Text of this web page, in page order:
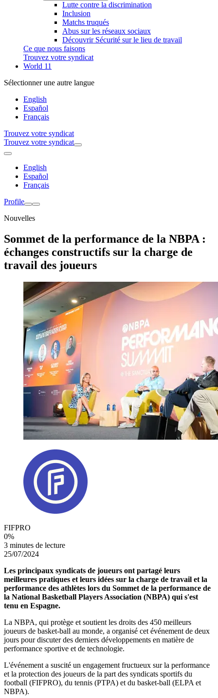
Lutte contre la discrimination
Inclusion
Matchs truqués
Abus sur les réseaux sociaux
Découvrir Sécurité sur le lieu de travail
Ce que nous faisons
Trouvez votre syndicat
World 11
Sélectionner une autre langue
English
Español
Français
Trouvez votre syndicat
Trouvez votre syndicat
English
Español
Français
Profile
Nouvelles
Sommet de la performance de la NBPA :
échanges constructifs sur la charge de
travail des joueurs
FIFPRO
0%
3 minutes de lecture
25/07/2024
Les principaux syndicats de joueurs ont partagé leurs
meilleures pratiques et leurs idées sur la charge de travail et la
performance des athlètes lors du Sommet de la performance de
la National Basketball Players Association (NBPA) qui s'est
tenu en Espagne.
La NBPA, qui protège et soutient les droits des 450 meilleurs
joueurs de basket-ball au monde, a organisé cet événement de deux
jours pour discuter des derniers développements en matière de
performance sportive et de technologie.
L'événement a suscité un engagement fructueux sur la performance
et la protection des joueurs de la part des syndicats sportifs du
football (FIFPRO), du tennis (PTPA) et du basket-ball (ELPA et
NBPA).